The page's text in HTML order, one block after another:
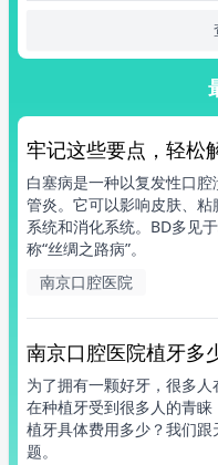
牢记这些要点，轻松
白塞病是一种以复发性口
管炎。它可以影响皮肤、
系统和消化系统。BD多见
称“丝绸之路病”。
南京口腔医院
南京口腔医院植牙多
为了拥有一颗好牙，很多
在种植牙受到很多人的青
植牙具体费用多少？我们
题。